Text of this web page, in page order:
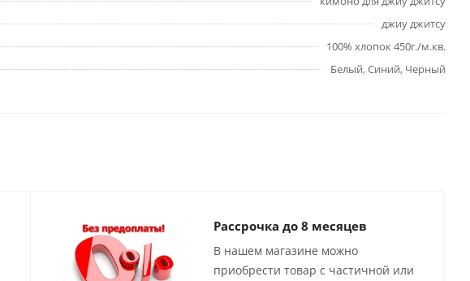
джиу джитсу
100% хлопок 450г./м.кв.
Белый, Синий, Черный
Рассрочка до 8 месяцев
В нашем магазине можно
приобрести товар с частичной или